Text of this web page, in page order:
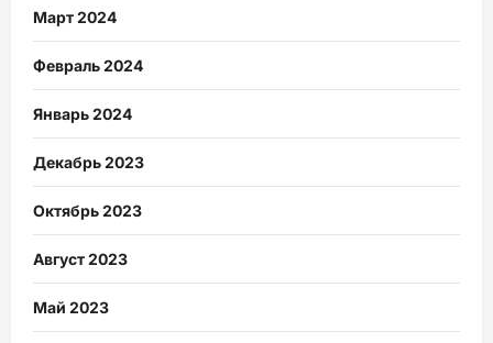
Март 2024
Февраль 2024
Январь 2024
Декабрь 2023
Октябрь 2023
Август 2023
Май 2023